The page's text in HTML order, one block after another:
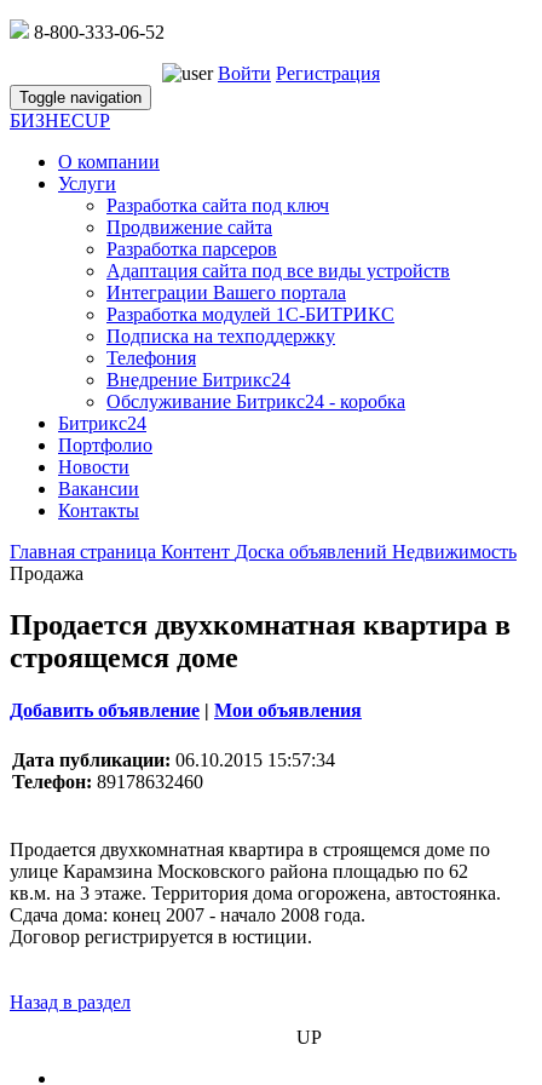
8-800-333-06-52
Войти Регистрация
Toggle navigation
БИЗНЕСUP
О компании
Услуги
Разработка сайта под ключ
Продвижение сайта
Разработка парсеров
Адаптация сайта под все виды устройств
Интеграции Вашего портала
Разработка модулей 1С-БИТРИКС
Подписка на техподдержку
Телефония
Внедрение Битрикс24
Обслуживание Битрикс24 - коробка
Битрикс24
Портфолио
Новости
Вакансии
Контакты
Главная страница Контент Доска объявлений Недвижимость
Продажа
Продается двухкомнатная квартира в
строящемся доме
Добавить объявление | Мои объявления
Дата публикации: 06.10.2015 15:57:34
Телефон: 89178632460
Продается двухкомнатная квартира в строящемся доме по
улице Карамзина Московского района площадью по 62
кв.м. на 3 этаже. Территория дома огорожена, автостоянка.
Сдача дома: конец 2007 - начало 2008 года.
Договор регистрируется в юстиции.
Назад в раздел
UP